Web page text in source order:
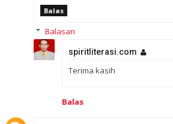
Balas
Balasan
spiritliterasi.com
Terima kasih
Balas